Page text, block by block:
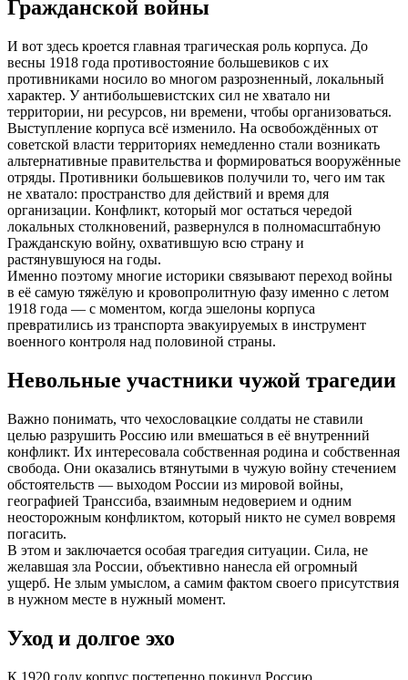
Гражданской войны
И вот здесь кроется главная трагическая роль корпуса. До
весны 1918 года противостояние большевиков с их
противниками носило во многом разрозненный, локальный
характер. У антибольшевистских сил не хватало ни
территории, ни ресурсов, ни времени, чтобы организоваться.
Выступление корпуса всё изменило. На освобождённых от
советской власти территориях немедленно стали возникать
альтернативные правительства и формироваться вооружённые
отряды. Противники большевиков получили то, чего им так
не хватало: пространство для действий и время для
организации. Конфликт, который мог остаться чередой
локальных столкновений, развернулся в полномасштабную
Гражданскую войну, охватившую всю страну и
растянувшуюся на годы.
Именно поэтому многие историки связывают переход войны
в её самую тяжёлую и кровопролитную фазу именно с летом
1918 года — с моментом, когда эшелоны корпуса
превратились из транспорта эвакуируемых в инструмент
военного контроля над половиной страны.
Невольные участники чужой трагедии
Важно понимать, что чехословацкие солдаты не ставили
целью разрушить Россию или вмешаться в её внутренний
конфликт. Их интересовала собственная родина и собственная
свобода. Они оказались втянутыми в чужую войну стечением
обстоятельств — выходом России из мировой войны,
географией Транссиба, взаимным недоверием и одним
неосторожным конфликтом, который никто не сумел вовремя
погасить.
В этом и заключается особая трагедия ситуации. Сила, не
желавшая зла России, объективно нанесла ей огромный
ущерб. Не злым умыслом, а самим фактом своего присутствия
в нужном месте в нужный момент.
Уход и долгое эхо
К 1920 году корпус постепенно покинул Россию,